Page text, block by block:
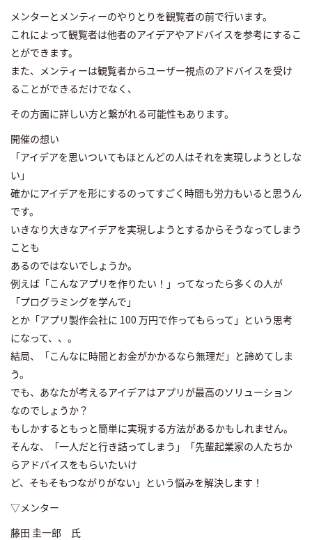
メンターとメンティーのやりとりを観覧者の前で行います。
これによって観覧者は他者のアイデアやアドバイスを参考にするこ
とができます。
また、メンティーは観覧者からユーザー視点のアドバイスを受け
ることができるだけでなく、
その方面に詳しい方と繋がれる可能性もあります。
開催の想い
「アイデアを思いついてもほとんどの人はそれを実現しようとしな
い」
確かにアイデアを形にするのってすごく時間も労力もいると思うん
です。
いきなり大きなアイデアを実現しようとするからそうなってしまう
ことも
あるのではないでしょうか。
例えば「こんなアプリを作りたい！」ってなったら多くの人が
「プログラミングを学んで」
とか「アプリ製作会社に 100 万円で作ってもらって」という思考
になって、、。
結局、「こんなに時間とお金がかかるなら無理だ」と諦めてしま
う。
でも、あなたが考えるアイデアはアプリが最高のソリューション
なのでしょうか？
もしかするともっと簡単に実現する方法があるかもしれません。
そんな、「一人だと行き詰ってしまう」「先輩起業家の人たちか
らアドバイスをもらいたいけ
ど、そもそもつながりがない」という悩みを解決します！
▽メンター
藤田 圭一郎 氏